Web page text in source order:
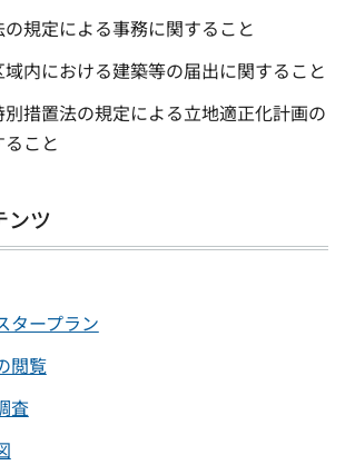
規定による事務に関すること
内における建築等の届出に関すること
措置法の規定による立地適正化計画の
こと
ンツ
タープラン
閲覧
査